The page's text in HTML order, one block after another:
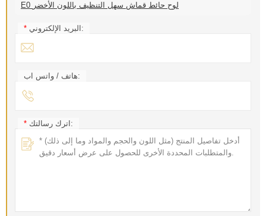
E0 لوح حائط قماش سهل التنظيف باللون الأخضر
* البريد الإلكتروني:
هاتف / واتس اب:
* اترك رسالتك: